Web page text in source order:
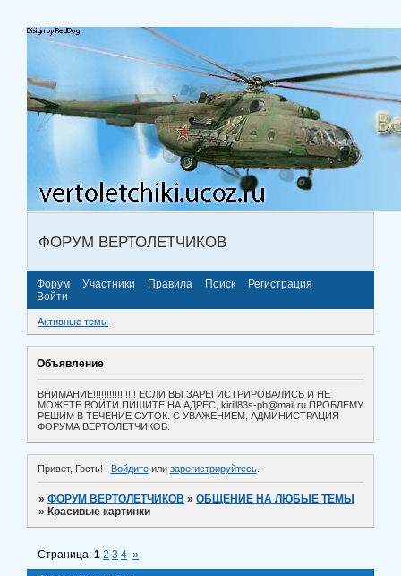
ФОРУМ ВЕРТОЛЕТЧИКОВ
Форум Участники Правила Поиск
Регистрация
Войти
Активные темы
Объявление
ВНИМАНИЕ!!!!!!!!!!!!!!!! ЕСЛИ ВЫ ЗАРЕГИСТРИРОВАЛИСЬ И НЕ
МОЖЕТЕ ВОЙТИ ПИШИТЕ НА АДРЕС, kirill83s-pb@mail.ru ПРОБЛЕМУ
РЕШИМ В ТЕЧЕНИЕ СУТОК. С УВАЖЕНИЕМ, АДМИНИСТРАЦИЯ
ФОРУМА ВЕРТОЛЕТЧИКОВ.
Привет, Гость! Войдитеили зарегистрируйтесь.
»ФОРУМ ВЕРТОЛЕТЧИКОВ »ОБЩЕНИЕ НА ЛЮБЫЕ ТЕМЫ
» Красивые картинки
Страница:1 2 3 4 »